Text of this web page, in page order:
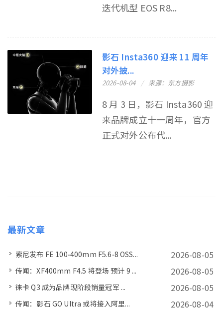
迭代机型 EOS R8...
影石 Insta360 迎来 11 周年
对外披...
2026-08-04 来源：东方摄影
8 月 3 日，影石 Insta360 迎
来品牌成立十一周年，官方
正式对外公布代...
最新文章
索尼发布 FE 100‑400mm F5.6‑8 OSS... 2026-08-05
传闻：XF400mm F4.5 将登场 预计 9 ... 2026-08-05
徕卡 Q3 成为品牌现阶段销量冠军 ... 2026-08-05
传闻：影石 GO Ultra 或将接入阿里... 2026-08-04